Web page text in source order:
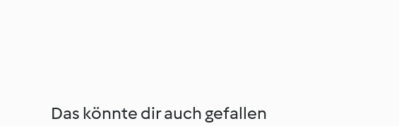
Das könnte dir auch gefallen